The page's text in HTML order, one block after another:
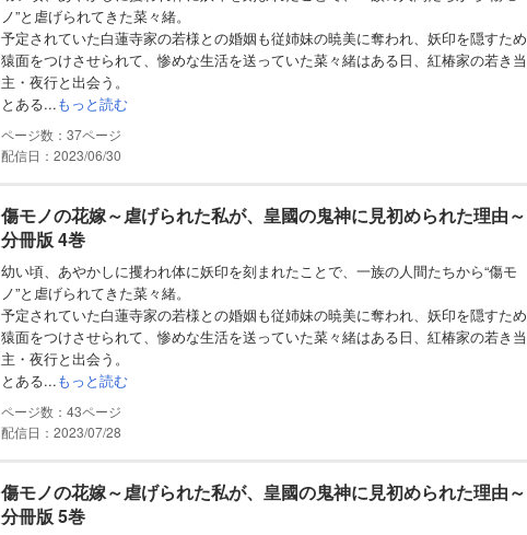
ノ”と虐げられてきた菜々緒。
予定されていた白蓮寺家の若様との婚姻も従姉妹の暁美に奪われ、妖印を隠すため
猿面をつけさせられて、惨めな生活を送っていた菜々緒はある日、紅椿家の若き当
主・夜行と出会う。
とある...もっと読む
37
配信日：2023/06/30
傷モノの花嫁～虐げられた私が、皇國の鬼神に見初められた理由～
分冊版 4巻
幼い頃、あやかしに攫われ体に妖印を刻まれたことで、一族の人間たちから“傷モ
ノ”と虐げられてきた菜々緒。
予定されていた白蓮寺家の若様との婚姻も従姉妹の暁美に奪われ、妖印を隠すため
猿面をつけさせられて、惨めな生活を送っていた菜々緒はある日、紅椿家の若き当
主・夜行と出会う。
とある...もっと読む
43
配信日：2023/07/28
傷モノの花嫁～虐げられた私が、皇國の鬼神に見初められた理由～
分冊版 5巻